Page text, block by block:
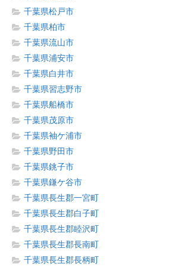
千葉県松戸市
千葉県柏市
千葉県流山市
千葉県浦安市
千葉県白井市
千葉県習志野市
千葉県船橋市
千葉県茂原市
千葉県袖ケ浦市
千葉県野田市
千葉県銚子市
千葉県鎌ケ谷市
千葉県長生郡一宮町
千葉県長生郡白子町
千葉県長生郡睦沢町
千葉県長生郡長南町
千葉県長生郡長柄町